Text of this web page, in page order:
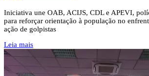
Iniciativa une OAB, ACIJS, CDL e APEVI,
para reforçar orientação à população no
ação de golpistas
Leia mais